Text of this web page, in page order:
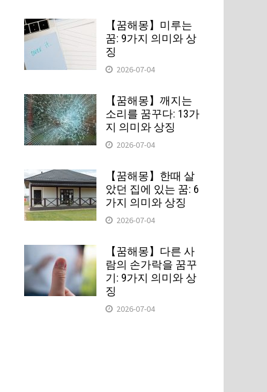
【꿈해몽】미루는
꿈: 9가지 의미와 상
징
2026-07-04
【꿈해몽】깨지는
소리를 꿈꾸다: 13가
지 의미와 상징
2026-07-04
【꿈해몽】한때 살
았던 집에 있는 꿈: 6
가지 의미와 상징
2026-07-04
【꿈해몽】다른 사
람의 손가락을 꿈꾸
기: 9가지 의미와 상
징
2026-07-04